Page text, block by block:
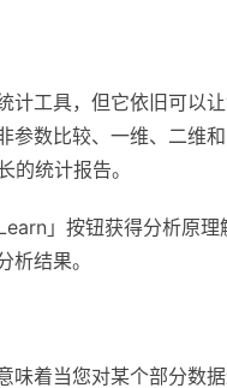
工具，但它依旧可以
数比较、一维、二维
统计报告。
」按钮获得分析原
结果。
着当您对某个部分数